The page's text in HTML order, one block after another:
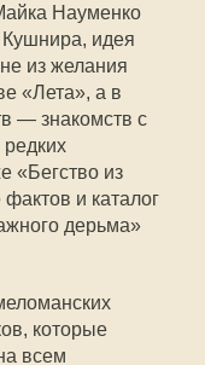
Науменко
идея
из желания
«Лета», а в
— знакомств с
«Бегство из
и каталог
дерьма»
которые
всем